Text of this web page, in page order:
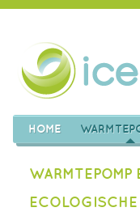
HOME
ECOLOGISCHE